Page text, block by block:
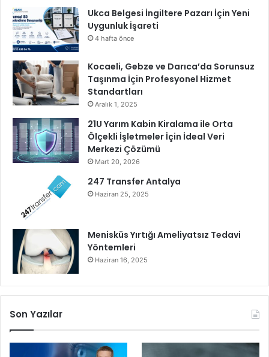
Ukca Belgesi İngiltere Pazarı İçin Yeni
Uygunluk İşareti
4 hafta önce
Kocaeli, Gebze ve Darıca’da Sorunsuz
Taşınma İçin Profesyonel Hizmet
Standartları
Aralık 1, 2025
21U Yarım Kabin Kiralama ile Orta
Ölçekli İşletmeler İçin İdeal Veri
Merkezi Çözümü
Mart 20, 2026
247 Transfer Antalya
Haziran 25, 2025
Menisküs Yırtığı Ameliyatsız Tedavi
Yöntemleri
Haziran 16, 2025
Son Yazılar